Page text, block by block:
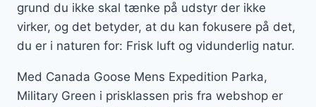
grund du ikke skal tænke på udstyr der ikke
virker, og det betyder, at du kan fokusere på det,
du er i naturen for: Frisk luft og vidunderlig natur.
Med Canada Goose Mens Expedition Parka,
Military Green i prisklassen pris fra webshop er